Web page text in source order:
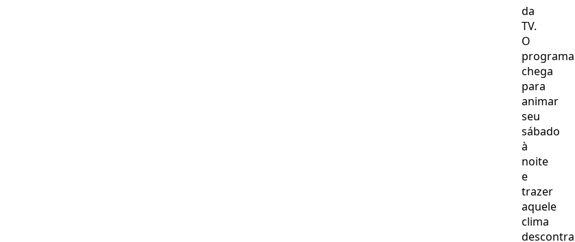
da
TV.
O
programa
chega
para
animar
seu
sábado
à
noite
e
trazer
aquele
clima